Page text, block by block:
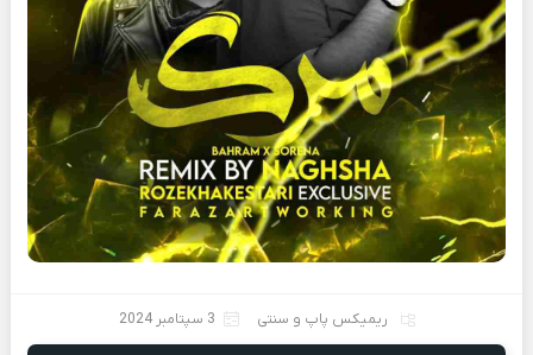
ریمیکس پاپ و سنتی 3 سپتامبر 2024